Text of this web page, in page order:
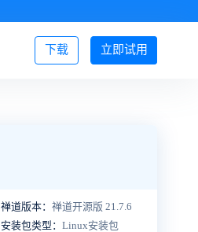
立即试用
下载 登录/注册
禅道版本： 禅道开源版 21.7.6
安装包类型： Linux安装包